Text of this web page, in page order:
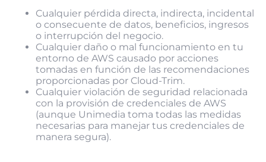
Cualquier pérdida directa, indirecta, incidental
o consecuente de datos, beneficios, ingresos
o interrupción del negocio.
Cualquier daño o mal funcionamiento en tu
entorno de AWS causado por acciones
tomadas en función de las recomendaciones
proporcionadas por Cloud-Trim.
Cualquier violación de seguridad relacionada
con la provisión de credenciales de AWS
(aunque Unimedia toma todas las medidas
necesarias para manejar tus credenciales de
manera segura).